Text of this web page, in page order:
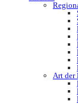
Art der